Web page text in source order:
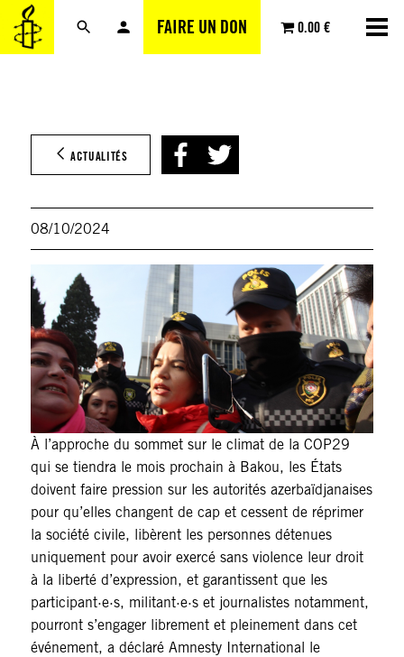
FAIRE UN DON 0.00 €
Aller
au
contenu
ACTUALITÉS
08/10/2024
À l’approche du sommet sur le climat de la COP29
qui se tiendra le mois prochain à Bakou, les États
doivent faire pression sur les autorités azerbaïdjanaises
pour qu’elles changent de cap et cessent de réprimer
la société civile, libèrent les personnes détenues
uniquement pour avoir exercé sans violence leur droit
à la liberté d’expression, et garantissent que les
participant·e·s, militant·e·s et journalistes notamment,
pourront s’engager librement et pleinement dans cet
événement, a déclaré Amnesty International le